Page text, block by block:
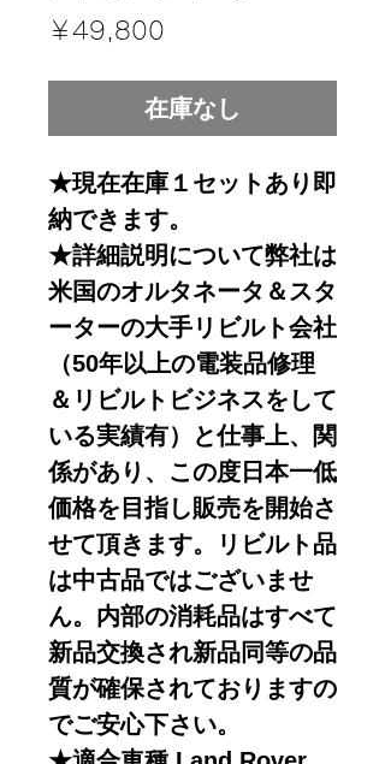
￥49,800
在庫なし
★現在在庫１セットあり即
納できます。
★詳細説明について弊社は
米国のオルタネータ＆スタ
ーターの大手リビルト会社
（50年以上の電装品修理
＆リビルトビジネスをして
いる実績有）と仕事上、関
係があり、この度日本一低
価格を目指し販売を開始さ
せて頂きます。リビルト品
は中古品ではございませ
ん。内部の消耗品はすべて
新品交換され新品同等の品
質が確保されておりますの
でご安心下さい。